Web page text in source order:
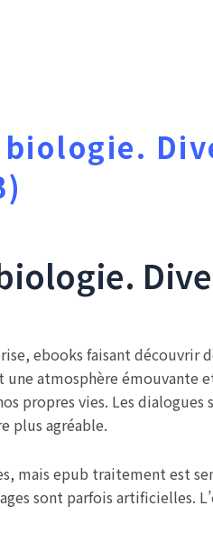
ebooks faisant découvrir
atmosphère émouvante
propres vies. Les
plus agréable.
mais epub traitement est
sont parfois artificielles.